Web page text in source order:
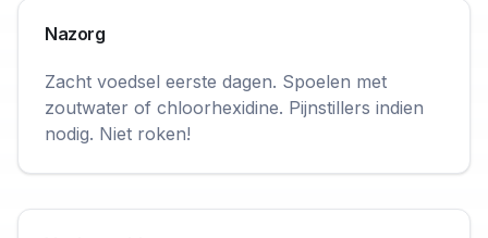
Nazorg
Zacht voedsel eerste dagen. Spoelen met
zoutwater of chloorhexidine. Pijnstillers indien
nodig. Niet roken!